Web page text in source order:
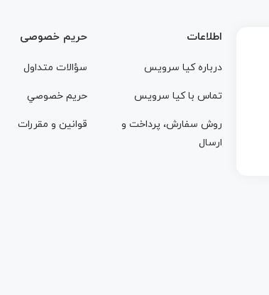
اطلاعات
درباره کيا سرويس
تماس با کيا سرويس
روش سفارش، پرداخت و
ارسال
حریم خصوصی
سؤالات متداول
حريم خصوصي
قوانين و مقررات